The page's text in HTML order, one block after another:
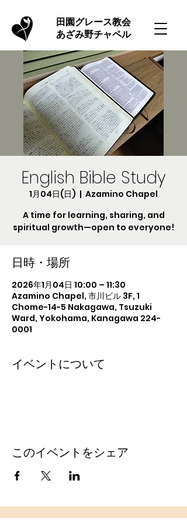
​田園グレース教会
あざみ野チャペル
English Bible Study
1月04日(日)
  |
Azamino Chapel
A time for learning, sharing, and
spiritual growth—open to everyone!
日時・場所
2026年1月04日 10:00 – 11:30
Azamino Chapel, 市川ビル 3F, 1
Chome-14-5 Nakagawa, Tsuzuki
Ward, Yokohama, Kanagawa 224-
0001
イベントについて
このイベントをシェア